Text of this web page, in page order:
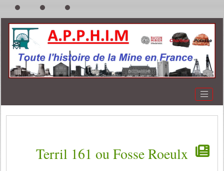
Terril 161 ou Fosse Roeulx